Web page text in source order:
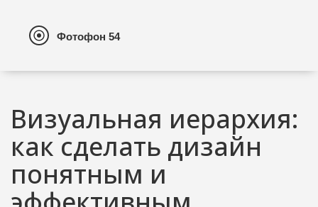
Визуальная иерархия:
как сделать дизайн
понятным и